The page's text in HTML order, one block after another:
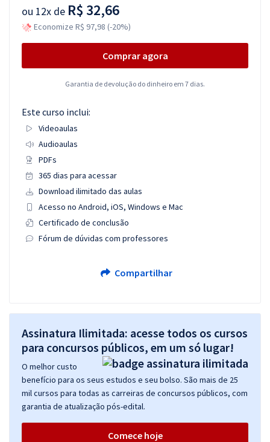
ou 12x de R$ 32,66
Economize R$ 97,98 (-20%)
Comprar agora
Garantia de devolução do dinheiro em 7 dias.
Este curso inclui:
Videoaulas
Audioaulas
PDFs
365 dias para acessar
Download ilimitado das aulas
Acesso no Android, iOS, Windows e Mac
Certificado de conclusão
Fórum de dúvidas com professores
Compartilhar
Assinatura Ilimitada: acesse todos os cursos
para concursos públicos, em um só lugar!
O melhor custo
benefício para os seus estudos e seu bolso. São mais de 25
mil cursos para todas as carreiras de concursos públicos, com
garantia de atualização pós-edital.
Comece hoje